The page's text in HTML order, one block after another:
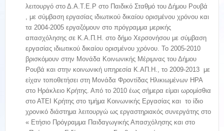
λειτουργό στο Δ.Α.Τ.Ε.Ρ στο Παιδικό Σταθμό του Δήμου Ρουβά
, με σύμβαση εργασίας ιδιωτικού δικαίου ορισμένου χρόνου και
τα 2004-2005 εργαζόμουν στο πρόγραμμα μερικής
απασχόλησης σε Κ.Α.Π.Η. στο δήμο Χερσονήσου με σύμβαση
εργασίας ιδιωτικού δικαίου ορισμένου χρόνου. Το 2005-2010
βρισκόμουν στην Μονάδα Κοινωνικής Μέριμνας του Δήμου
Ρουβά και στην κοινωνική υπηρεσία Κ.ΑΠ.Η., το 2009-2013 με
είχαν τοποθετήσει στη Μονάδα Φροντίδας Ηλικιωμένων ΗΡΑ
στο Ηράκλειο Κρήτης. Από το 2010 έως σήμερα είμαι ωρομίσθια
στο ΑΤΕΙ Κρήτης στο τμήμα Κοινωνικής Εργασίας και το ίδιο
χρονικό διάστημα λειτουργώ ως εργαστηριακός συνεργάτης στο
« Ετήσιο Πρόγραμμα Παιδαγωγικής Απασχόλησης και στο